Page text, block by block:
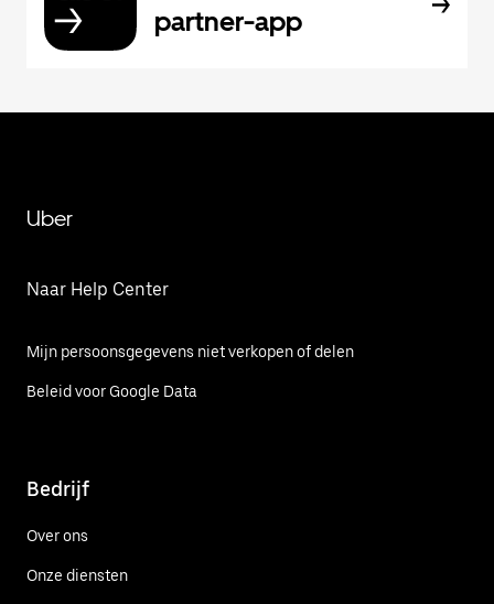
partner-app
Uber
Naar Help Center
Mijn persoonsgegevens niet verkopen of delen
Beleid voor Google Data
Bedrijf
Over ons
Onze diensten